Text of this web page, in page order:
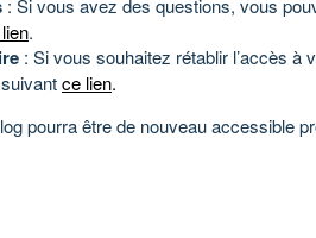
: Si vous avez des questions, vous
.
: Si vous souhaitez rétablir l’accès à
ce lien.
pourra être de nouveau accessible